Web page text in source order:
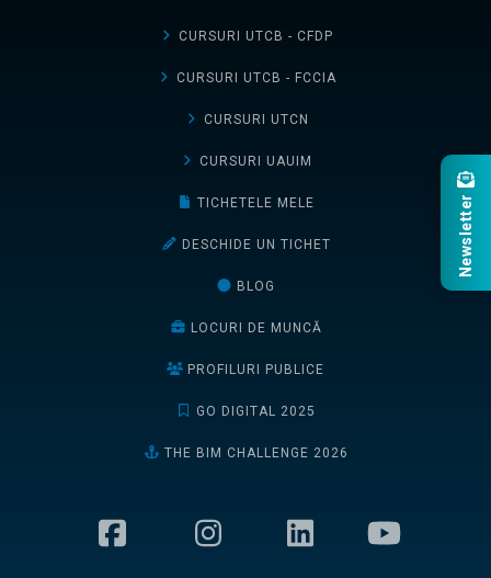
CURSURI UTCB - CFDP
CURSURI UTCB - FCCIA
CURSURI UTCN
CURSURI UAUIM
TICHETELE MELE
DESCHIDE UN TICHET
BLOG
LOCURI DE MUNCĂ
PROFILURI PUBLICE
GO DIGITAL 2025
THE BIM CHALLENGE 2026
Newsletter